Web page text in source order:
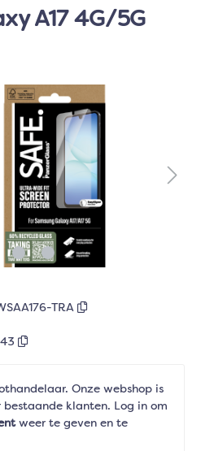
A17 4G/5G
TRA
Onze webshop is
klanten. Log in om
weer te geven en te